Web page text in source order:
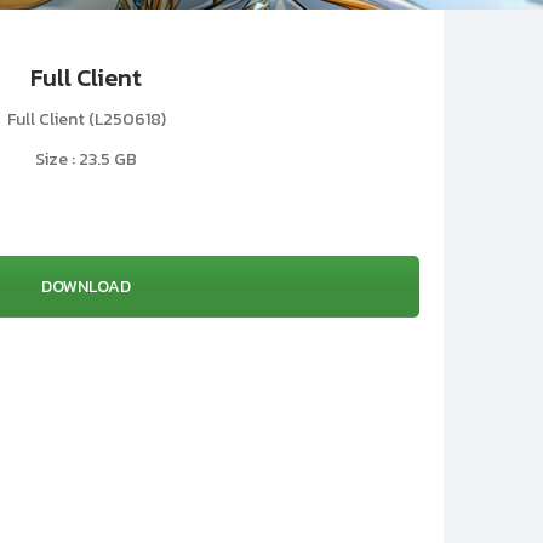
Full Client
Full Client (L250618)
Size :23.5 GB
DOWNLOAD